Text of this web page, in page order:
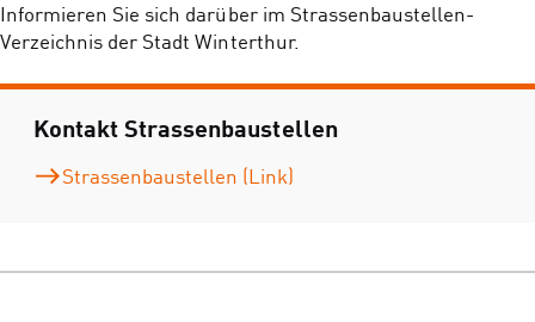
Informieren Sie sich darüber im Strassenbaustellen-
Verzeichnis der Stadt Winterthur.
Kontakt Strassenbaustellen
Strassenbaustellen (Link)